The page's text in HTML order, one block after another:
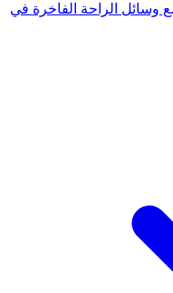
وسائل الراحة الفاخرة في